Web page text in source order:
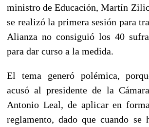
ministro de Educación, Martín
se realizó la primera sesión para
Alianza no consiguió los 40
para dar curso a la medida.
El tema generó polémica,
acusó al presidente de la
Antonio Leal, de aplicar en
reglamento, dado que cuando se